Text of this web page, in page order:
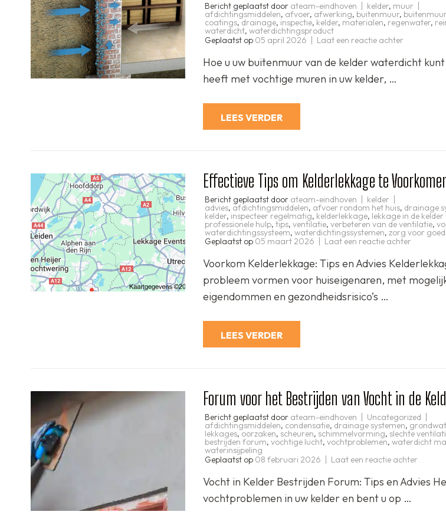
Bericht geplaatst door ateam-eindhoven kelder, muur
afdichtingsmiddelen, afvoer, afwerking, buitenmuur,
coatings,drainage, inspectie, kelder, materialen, regenwater,
waterdicht, waterdichtingsproduct
Geplaatst op 05 april 2026 Laat een reactie achter
u
uw
Hoe u uw buitenmuur van de kelder waterdicht
heeft met vochtige muren in uw kelder, …
LEES VERDER
Effectieve Tips om Kelderlekkage te
Bericht geplaatst door ateam-eindhoven kelder
advies, afdichtingsmiddelen, afvoer rondom het huis, drainage
kelder, inspecteer regelmatig, kelderlekkage, lekkage in de
professionele hulp, tips, ventilatie, verbeteren van de ventilatie,
waterdichtingssysteem, waterdichtingssystemen, zorg voor
Geplaatst op 05 maart 2026 Laat een reactie achter
Tips
om
te
Voorkom Kelderlekkage: Tips en Advies
probleem vormen voor huiseigenaren, met
eigendommen en gezondheidsrisico’s …
LEES VERDER
Forum voor het Bestrijden van Vocht in de
Bericht geplaatst door ateam-eindhoven Uncategorized
afdichtingsmiddelen, condensatie, drainage systemen,
lekkages,oorzaken, scheuren, schimmelvorming, slechte
bestrijden forum, vochtige lucht, vochtproblemen, waterdicht
waterinsijpeling
Geplaatst op 08 februari 2026 Laat een reactie achter
voor
het
Vocht in Kelder Bestrijden Forum: Tips en Advies
vochtproblemen in uw kelder en bent u op …